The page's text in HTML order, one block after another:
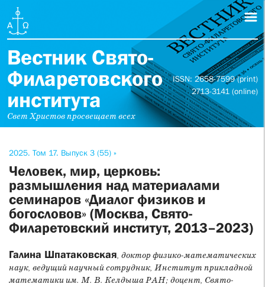
Вестник Свято-
Филаретовского
института
Свет Христов просвещает всех
ISSN: 2658-7599 (print)
2713-3141 (online)
2025. Том 17. Выпуск 3 (55) »
Человек, мир, церковь:
размышления над материалами
семинаров «Диалог физиков и
богословов» (Москва, Свято-
Филаретовский институт, 2013–2023)
Галина Шпатаковская, доктор физико-математических
наук, ведущий научный сотрудник, Институт прикладной
математики им. М. В. Келдыша РАН; доцент, Свято-